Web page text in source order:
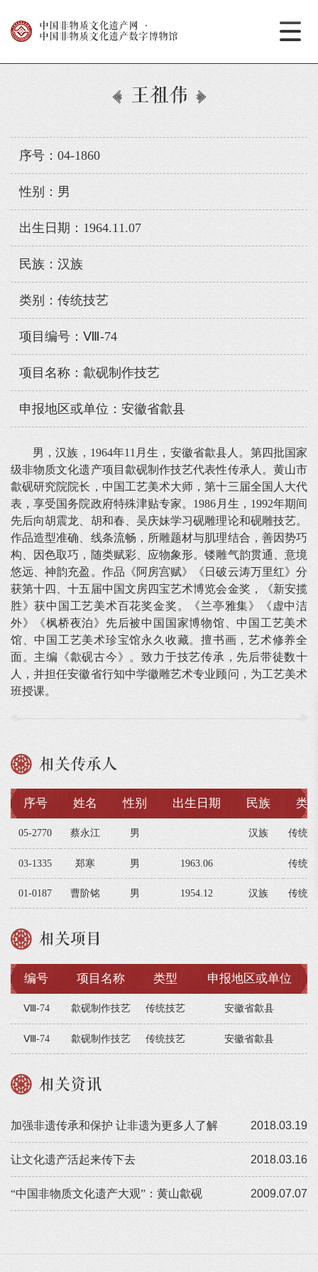
中国非物质文化遗产网
·
中国非物质文化遗产数字博物馆
王祖伟
序号：04-1860
性别：男
出生日期：1964.11.07
民族：汉族
类别：传统技艺
项目编号：Ⅷ-74
项目名称：歙砚制作技艺
申报地区或单位：安徽省歙县
男，汉族，1964年11月生，安徽省歙县人。第四批国家
级非物质文化遗产项目歙砚制作技艺代表性传承人。黄山市
歙砚研究院院长，中国工艺美术大师，第十三届全国人大代
表，享受国务院政府特殊津贴专家。1986月生，1992年期间
先后向胡震龙、胡和春、吴庆妹学习砚雕理论和砚雕技艺。
作品造型准确、线条流畅，所雕题材与肌理结合，善因势巧
构、因色取巧，随类赋彩、应物象形。镂雕气韵贯通、意境
悠远、神韵充盈。作品《阿房宫赋》《日破云涛万里红》分
获第十四、十五届中国文房四宝艺术博览会金奖，《新安揽
胜》获中国工艺美术百花奖金奖。《兰亭雅集》《虚中洁
外》《枫桥夜泊》先后被中国国家博物馆、中国工艺美术
馆、中国工艺美术珍宝馆永久收藏。擅书画，艺术修养全
面。主编《歙砚古今》。致力于技艺传承，先后带徒数十
人，并担任安徽省行知中学徽雕艺术专业顾问，为工艺美术
班授课。
相关传承人
序号 姓名 性别 出生日期 民族 类
05-2770 蔡永江 男 汉族 传统
03-1335 郑寒 男 1963.06 传统
01-0187 曹阶铭 男 1954.12 汉族 传统
相关项目
编号 项目名称 类型 申报地区或单位
Ⅷ-74 歙砚制作技艺 传统技艺 安徽省歙县
Ⅷ-74 歙砚制作技艺 传统技艺 安徽省歙县
相关资讯
2018.03.19
加强非遗传承和保护 让非遗为更多人了解
2018.03.16
让文化遗产活起来传下去
2009.07.07
“中国非物质文化遗产大观”：黄山歙砚